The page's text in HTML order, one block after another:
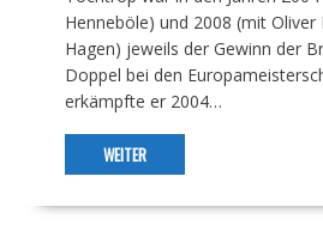
Henneböle) und 2008 (mit Oliver
Hagen) jeweils der Gewinn der
Doppel bei den
erkämpfte er 2004…
WEITER